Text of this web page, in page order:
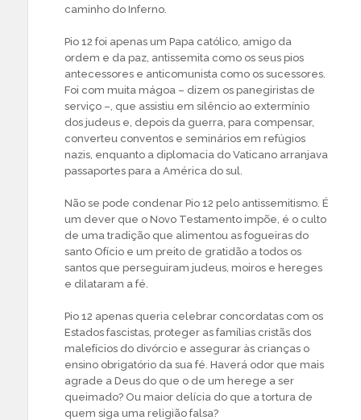
caminho do Inferno.
Pio 12 foi apenas um Papa católico, amigo da
ordem e da paz, antissemita como os seus pios
antecessores e anticomunista como os sucessores.
Foi com muita mágoa – dizem os panegiristas de
serviço –, que assistiu em silêncio ao extermínio
dos judeus e, depois da guerra, para compensar,
converteu conventos e seminários em refúgios
nazis, enquanto a diplomacia do Vaticano arranjava
passaportes para a América do sul.
Não se pode condenar Pio 12 pelo antissemitismo. É
um dever que o Novo Testamento impõe, é o culto
de uma tradição que alimentou as fogueiras do
santo Ofício e um preito de gratidão a todos os
santos que perseguiram judeus, moiros e hereges
e dilataram a fé.
Pio 12 apenas queria celebrar concordatas com os
Estados fascistas, proteger as famílias cristãs dos
malefícios do divórcio e assegurar às crianças o
ensino obrigatório da sua fé. Haverá odor que mais
agrade a Deus do que o de um herege a ser
queimado? Ou maior delícia do que a tortura de
quem siga uma religião falsa?